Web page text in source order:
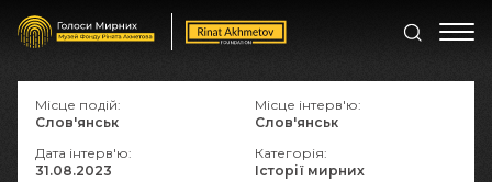
Місце подій:
Слов'янськ
Місце інтерв'ю:
Слов'янськ
Дата інтерв'ю:
31.08.2023
Категорія:
Історії мирних